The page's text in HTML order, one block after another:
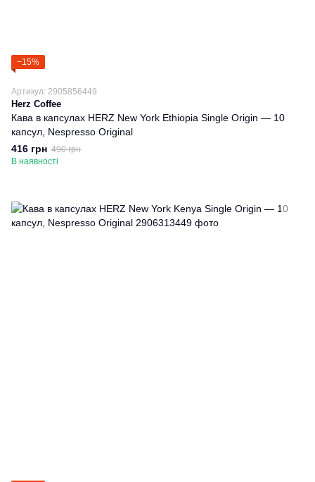
−15%
Артикул: 2905856449
Herz Coffee
Кава в капсулах HERZ New York Ethiopia Single Origin — 10
капсул, Nespresso Original
416 грн 490 грн
В наявності